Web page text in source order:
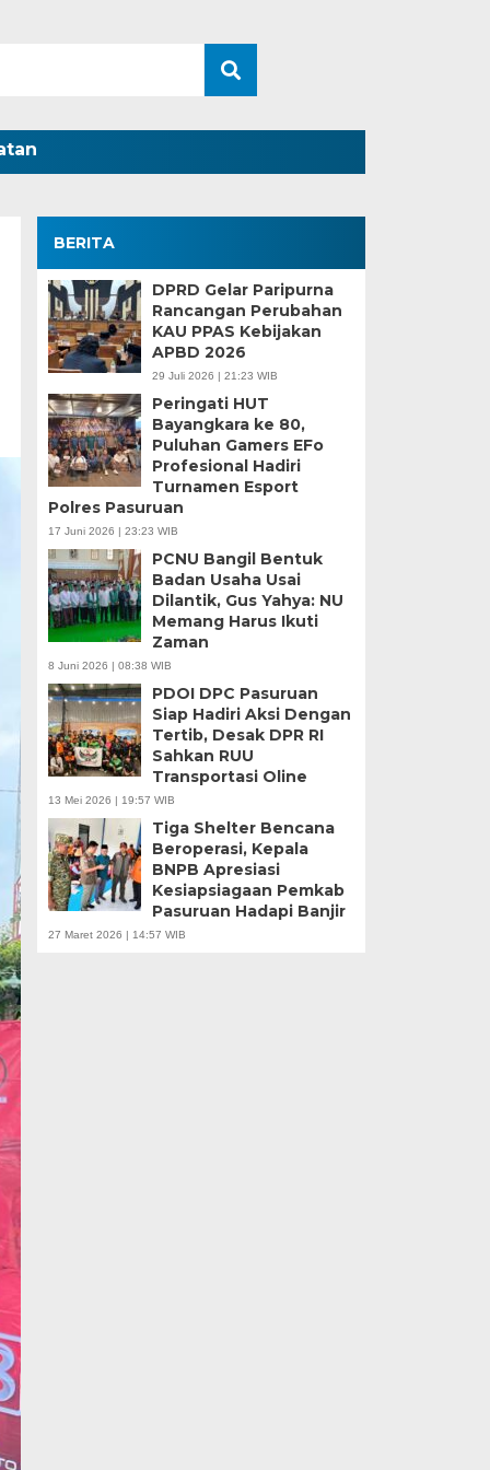
BERITA
DPRD Gelar Paripurna
Rancangan Perubahan
KAU PPAS Kebijakan
APBD 2026
29 Juli 2026 | 21:23 WIB
Peringati HUT
Bayangkara ke 80,
Puluhan Gamers EFo
Profesional Hadiri
Turnamen Esport
Polres Pasuruan
17 Juni 2026 | 23:23 WIB
PCNU Bangil Bentuk
Badan Usaha Usai
Dilantik, Gus Yahya: NU
Memang Harus Ikuti
Zaman
8 Juni 2026 | 08:38 WIB
PDOI DPC Pasuruan
Siap Hadiri Aksi Dengan
Tertib, Desak DPR RI
Sahkan RUU
Transportasi Oline
13 Mei 2026 | 19:57 WIB
Tiga Shelter Bencana
Beroperasi, Kepala
BNPB Apresiasi
Kesiapsiagaan Pemkab
Pasuruan Hadapi Banjir
27 Maret 2026 | 14:57 WIB